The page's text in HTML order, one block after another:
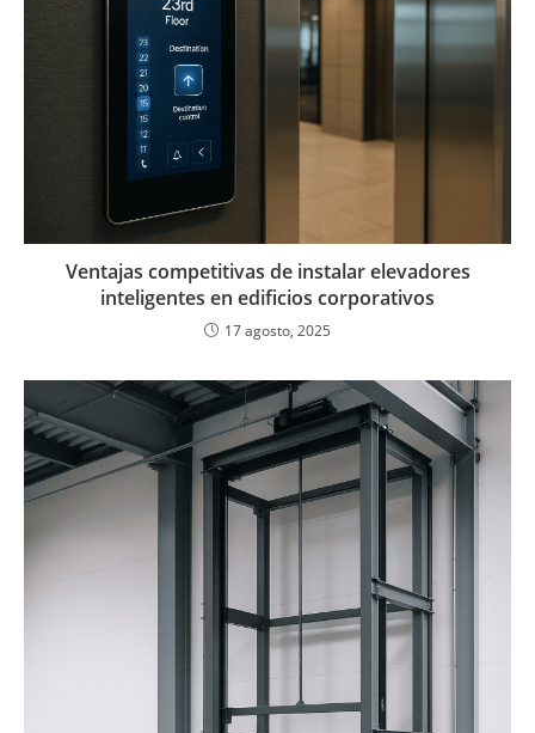
Ventajas competitivas de instalar elevadores
inteligentes en edificios corporativos
17 agosto, 2025